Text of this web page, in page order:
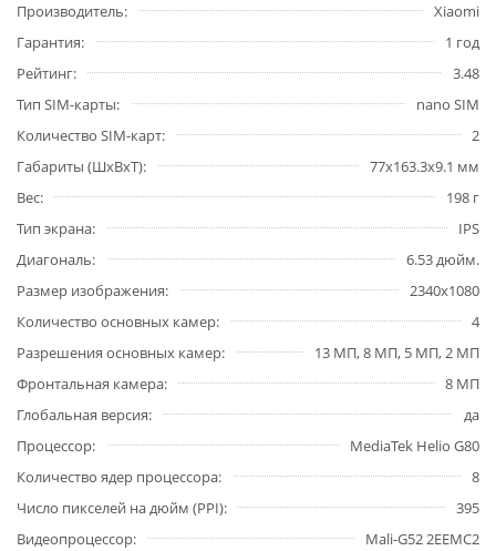
Производитель
Xiaomi
Гарантия
1 год
Рейтинг
3.48
Тип SIM-карты
nano SIM
Количество SIM-карт
2
Габариты (ШxВxТ)
77x163.3x9.1 мм
Вес
198 г
Тип экрана
IPS
Диагональ
6.53 дюйм.
Размер изображения
2340x1080
Количество основных камер
4
Разрешения основных камер
13 МП, 8 МП, 5 МП, 2 МП
Фронтальная камера
8 МП
Глобальная версия
да
Процессор
MediaTek Helio G80
Количество ядер процессора
8
Число пикселей на дюйм (PPI)
395
Видеопроцессор
Mali-G52 2EEMC2